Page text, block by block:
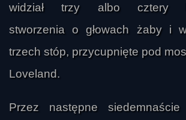
widział trzy albo cztery
stworzenia o głowach żaby i
trzech stóp, przycupnięte pod
Loveland.
Przez następne